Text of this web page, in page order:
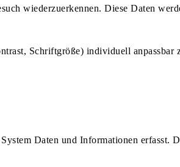
wiederzuerkennen. Diese Daten
Schriftgröße) individuell anpassbar
Daten und Informationen erfasst.